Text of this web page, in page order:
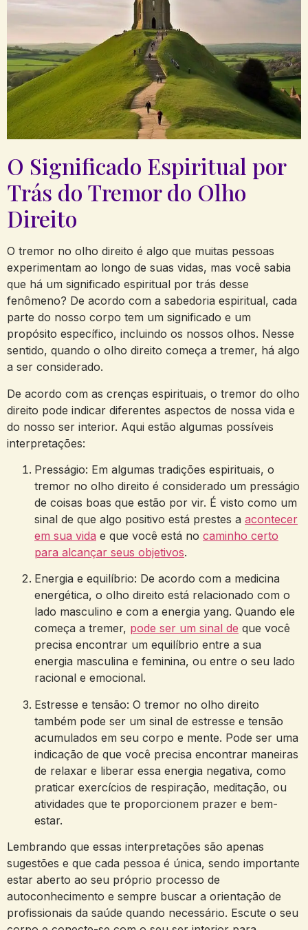
O ⁣Significado Espiritual por
Trás do⁣ Tremor ​do​ Olho ​
Direito
O ‌tremor no olho direito é algo que ⁣muitas pessoas
experimentam ao longo de suas vidas, mas você sabia
que há um ​significado⁢ espiritual por trás desse
fenômeno?⁢ De acordo com a sabedoria espiritual, cada
parte do nosso corpo ‍tem um‌ significado‍ e um
propósito específico, incluindo⁤ os nossos olhos. Nesse
sentido, quando o olho direito‍ começa‍ a tremer,‌ há algo
a ser ⁢considerado.
De acordo‍ com ‌as crenças espirituais, o tremor ​do ⁤olho⁣
direito ‍pode indicar diferentes aspectos de nossa vida⁢ e
do nosso ser ‍interior. Aqui estão algumas possíveis‌
interpretações:
Presságio: Em algumas tradições espirituais, o
tremor no olho direito ⁣é ​considerado um presságio
de⁢ coisas boas que estão‌ por vir.⁤ É visto como ⁢um
‌sinal‍ de que algo positivo está prestes ⁢a acontecer
em sua vida e ⁣que você está no caminho certo
para alcançar seus objetivos.
Energia‍ e equilíbrio:​ De acordo com a ​medicina
⁢energética, ⁤o olho direito​ está relacionado com o
lado masculino e com ‌a energia⁣ yang. Quando ele
começa⁢ a⁢ tremer, pode⁤ ser um sinal de que você
precisa⁢ encontrar ⁤um​ equilíbrio⁢ entre⁤ a sua
energia ​masculina e feminina, ‍ou entre o ‌seu‌ lado
racional e emocional.
Estresse e tensão: ⁢O tremor ​no‍ olho direito
⁣também ⁣pode ser um sinal de estresse e tensão
acumulados ⁤em seu⁣ corpo ​e mente. ⁤Pode ser uma
indicação​ de que você precisa encontrar maneiras‌
de⁢ relaxar e‌ liberar essa energia‌ negativa, como
praticar ‌exercícios de respiração, meditação, ou
atividades que te proporcionem‍ prazer e​ bem-
estar.
Lembrando que essas ⁢interpretações são apenas⁣
sugestões e⁣ que cada pessoa é única, sendo importante‍
estar⁣ aberto ​ao seu próprio processo​ de
autoconhecimento e sempre buscar a orientação de
profissionais ‌da saúde quando necessário. Escute o seu